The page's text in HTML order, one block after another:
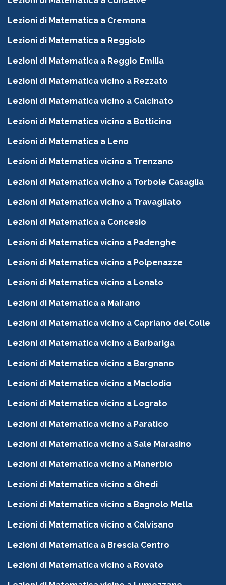
Lezioni di Matematica a Cremona
Lezioni di Matematica a Reggiolo
Lezioni di Matematica a Reggio Emilia
Lezioni di Matematica vicino a Rezzato
Lezioni di Matematica vicino a Calcinato
Lezioni di Matematica vicino a Botticino
Lezioni di Matematica a Leno
Lezioni di Matematica vicino a Trenzano
Lezioni di Matematica vicino a Torbole Casaglia
Lezioni di Matematica vicino a Travagliato
Lezioni di Matematica a Concesio
Lezioni di Matematica vicino a Padenghe
Lezioni di Matematica vicino a Polpenazze
Lezioni di Matematica vicino a Lonato
Lezioni di Matematica a Mairano
Lezioni di Matematica vicino a Capriano del Colle
Lezioni di Matematica vicino a Barbariga
Lezioni di Matematica vicino a Bargnano
Lezioni di Matematica vicino a Maclodio
Lezioni di Matematica vicino a Lograto
Lezioni di Matematica vicino a Paratico
Lezioni di Matematica vicino a Sale Marasino
Lezioni di Matematica vicino a Manerbio
Lezioni di Matematica vicino a Ghedi
Lezioni di Matematica vicino a Bagnolo Mella
Lezioni di Matematica vicino a Calvisano
Lezioni di Matematica a Brescia Centro
Lezioni di Matematica vicino a Rovato